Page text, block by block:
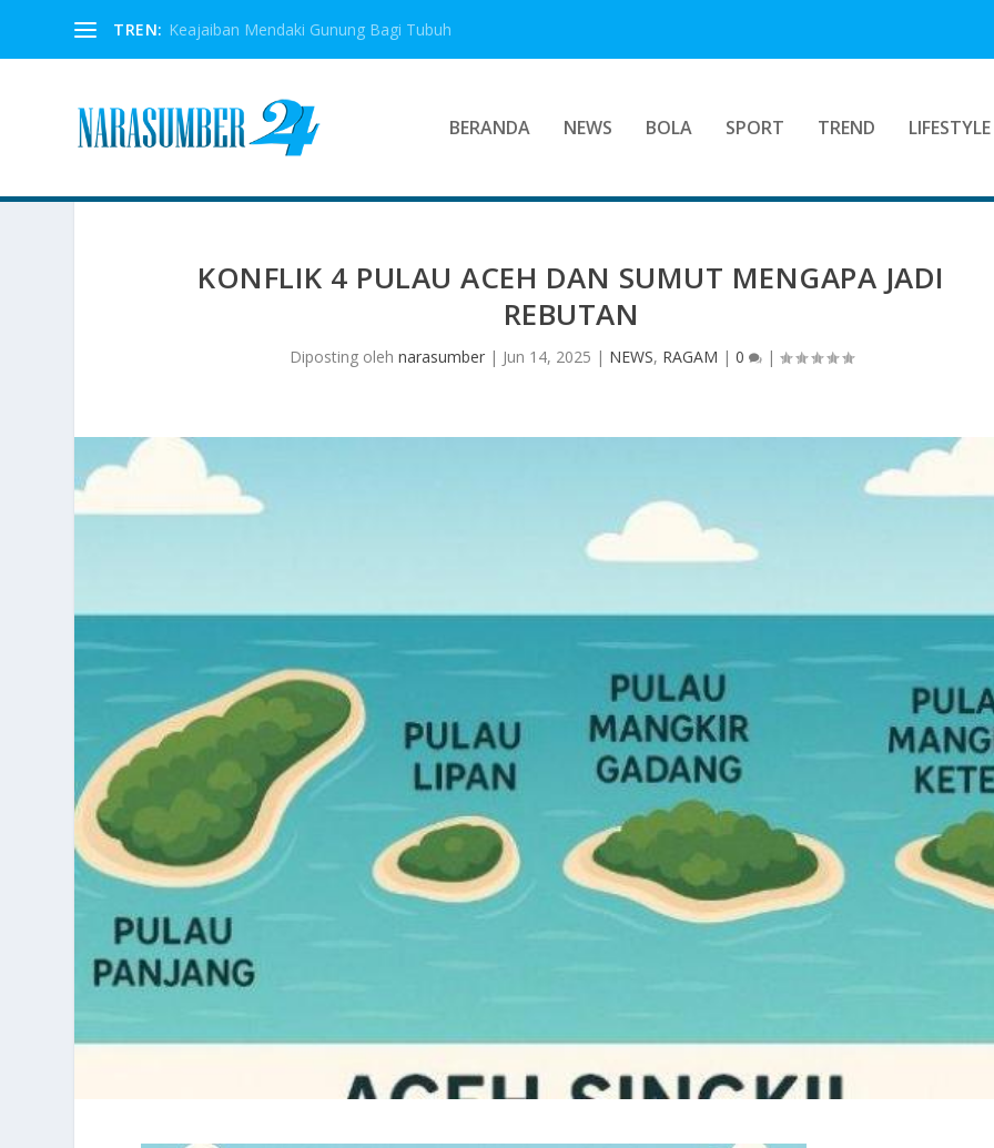
TREN: Keajaiban Mendaki Gunung Bagi Tubuh
BERANDA NEWS BOLA SPORT TREND LIFESTYLE
KONFLIK 4 PULAU ACEH DAN SUMUT MENGAPA JADI
REBUTAN
Diposting oleh narasumber| Jun 14, 2025 | NEWS, RAGAM | 0 |